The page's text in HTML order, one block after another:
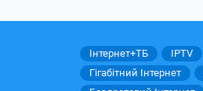
Інтернет+ТБ IPTV
Гігабітний Інтернет